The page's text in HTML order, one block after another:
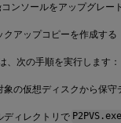
ンソールをアップグレー
クアップコピーを作成する
、次の手順を実行します：
象の仮想ディスクから保守
ディレクトリで P2PVS.exe